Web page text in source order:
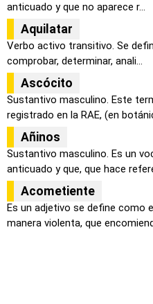
anticuado y que no aparece r...
Aquilatar
Verbo activo transitivo. Se
comprobar, determinar, anali...
Ascócito
Sustantivo masculino. Este
registrado en la RAE, (en
Añinos
Sustantivo masculino. Es un
anticuado y que, que hace
Acometiente
Es un adjetivo se define como
manera violenta, que